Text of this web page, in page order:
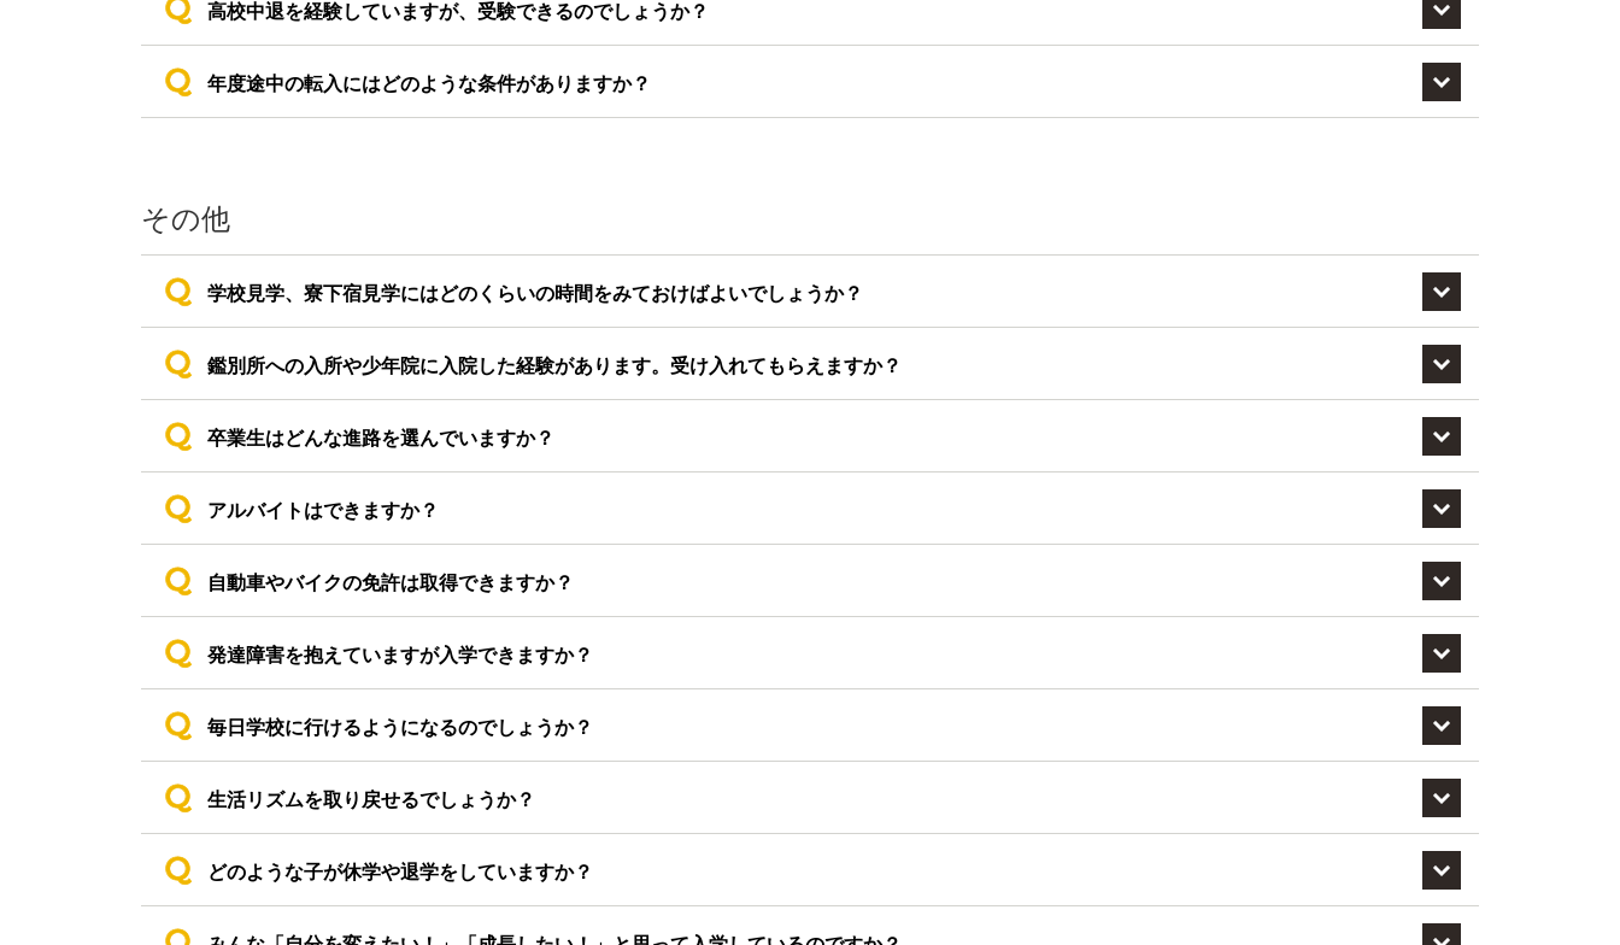
高校中退を経験していますが、受験できるのでしょうか？
年度途中の転入にはどのような条件がありますか？
その他
学校見学、寮下宿見学にはどのくらいの時間をみておけばよいでしょうか？
鑑別所への入所や少年院に入院した経験があります。受け入れてもらえますか？
卒業生はどんな進路を選んでいますか？
アルバイトはできますか？
自動車やバイクの免許は取得できますか？
発達障害を抱えていますが入学できますか？
毎日学校に行けるようになるのでしょうか？
生活リズムを取り戻せるでしょうか？
どのような子が休学や退学をしていますか？